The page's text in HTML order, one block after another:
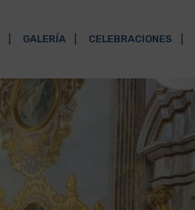
GALERÍA CELEBRACIONES